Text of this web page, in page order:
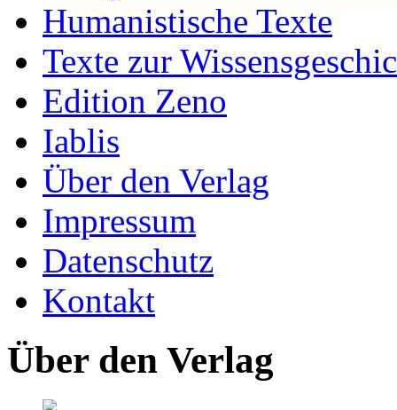
Humanistische Texte
Texte zur
Edition Zeno
Iablis
Über den Verlag
Impressum
Datenschutz
Kontakt
Über den Verlag